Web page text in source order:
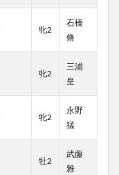
牝2
石橋
脩
牝2
三浦
皇
牝2
永野
猛
牡2
武藤
雅